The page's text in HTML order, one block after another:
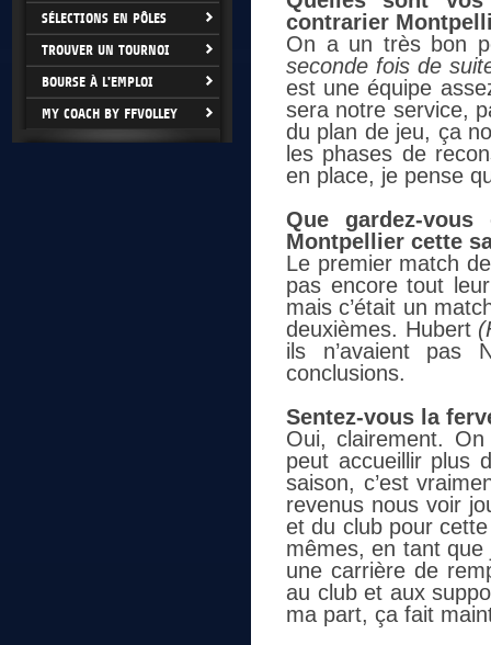
SÉLECTIONS EN PÔLES
TROUVER UN TOURNOI
BOURSE À L'EMPLOI
MY COACH BY FFVOLLEY
contrarier
On a un très bon
seconde fois de
est une équipe
sera notre service,
du plan de jeu, ça
les phases de
en place, je pense
Que gardez-
Montpellier cette
Le premier match
pas encore tout
mais c’était un
deuxièmes. Hubert
ils n’avaient pas
conclusions.
Sentez-vous la
Oui, clairement.
peut accueillir plus
saison, c’est
revenus nous voir
et du club pour
mêmes, en tant que
une carrière de
au club et aux
ma part, ça fait